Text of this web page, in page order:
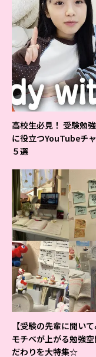
高校生必見！ 受験勉
に役立つYouTubeチ
５選
【受験の先輩に聞いて
モチベが上がる勉強空
だわりを大特集☆